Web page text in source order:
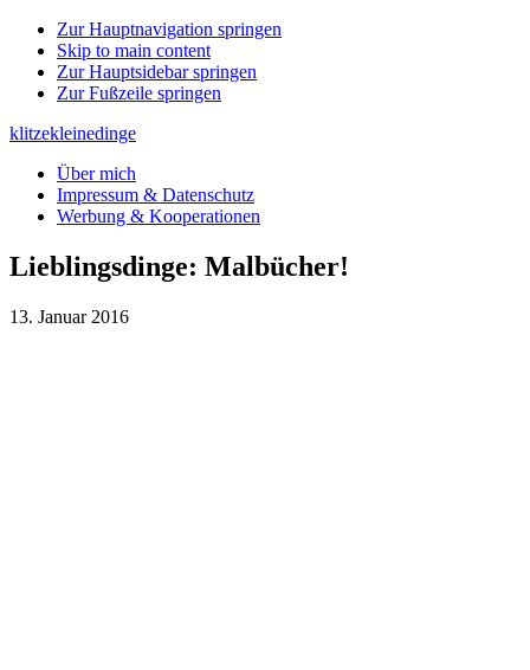
Zur Hauptnavigation springen
Skip to main content
Zur Hauptsidebar springen
Zur Fußzeile springen
klitzekleinedinge
Über mich
Impressum & Datenschutz
Werbung & Kooperationen
Lieblingsdinge: Malbücher!
13. Januar 2016